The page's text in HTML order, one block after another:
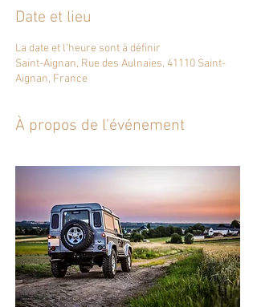
Date et lieu
La date et l'heure sont à définir
Saint-Aignan, Rue des Aulnaies, 41110 Saint-
Aignan, France
À propos de l'événement